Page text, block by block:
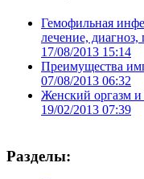
Гемофильная
лечение, диагноз,
17/08/2013 15:14
Преимущества
07/08/2013 06:32
Женский оргазм и
19/02/2013 07:39
Разделы: